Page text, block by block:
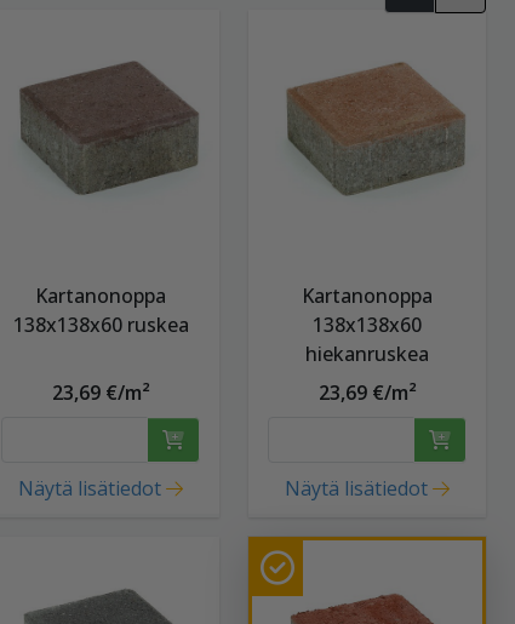
Kartanonoppa
138x138x60 ruskea
23,69 €/m²
Näytä lisätiedot
Kartanonoppa
138x138x60
hiekanruskea
23,69 €/m²
Näytä lisätiedot